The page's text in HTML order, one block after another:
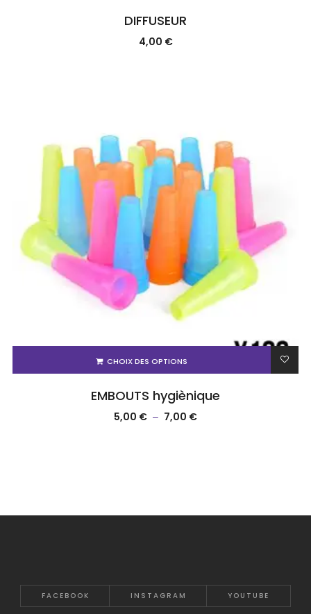
DIFFUSEUR
4,00 €
CHOIX DES OPTIONS
EMBOUTS hygiènique
5,00 € – 7,00 €
FACEBOOK INSTAGRAM YOUTUBE